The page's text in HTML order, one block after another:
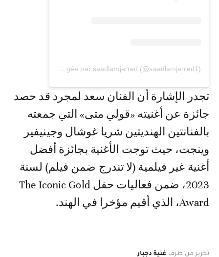
Une publication partagée par saadlamjarred (@saadlamjarred1)
تجدر الإشارة أن الفنان سعد لمجرد قد حصد
جائزة عن أغنيته «قولي متى» التي جمعته
بالفنانتين الهنديتين شريا غوشال وجينيفير
وينجت، حيث توجت الأغنية بجائزة أفضل
أغنية غير فيلمية (لا تندرج ضمن فيلم) لسنة
2023، ضمن فعاليات حفل The Iconic Gold
Award، الذي أقيم مؤخرا في الهند.
تحرير من طرف غنية دجبار